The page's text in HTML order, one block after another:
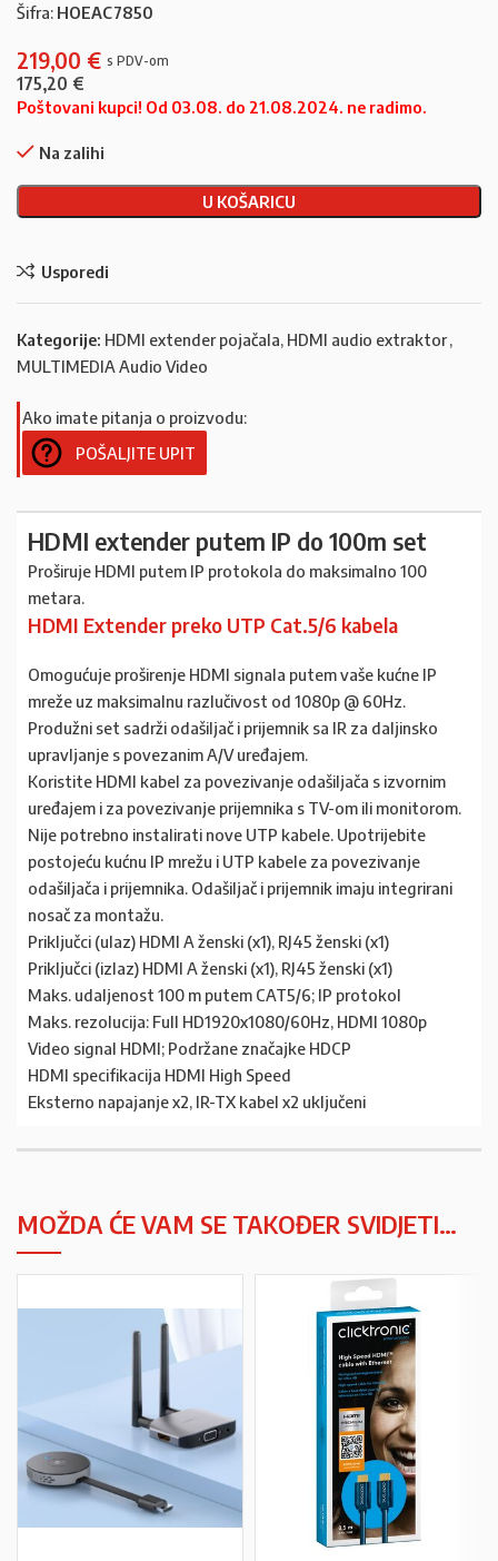
Šifra: HOEAC7850
219,00 €
175,20 €
Poštovani kupci! Od 03.08. do 21.08.2024. ne radimo.
Na zalihi
U KOŠARICU
Usporedi
Kategorije: HDMI extender pojačala, HDMI audio extraktor,
MULTIMEDIA Audio Video
Ako imate pitanja o proizvodu:
POŠALJITE UPIT
HDMI extender putem IP do 100m set
Proširuje HDMI putem IP protokola do maksimalno 100
metara.
HDMI Extender preko UTP Cat.5/6 kabela
Omogućuje proširenje HDMI signala putem vaše kućne IP
mreže uz maksimalnu razlučivost od 1080p @ 60Hz.
Produžni set sadrži odašiljač i prijemnik sa IR za daljinsko
upravljanje s povezanim A/V uređajem.
Koristite HDMI kabel za povezivanje odašiljača s izvornim
uređajem i za povezivanje prijemnika s TV-om ili monitorom.
Nije potrebno instalirati nove UTP kabele. Upotrijebite
postojeću kućnu IP mrežu i UTP kabele za povezivanje
odašiljača i prijemnika. Odašiljač i prijemnik imaju integrirani
nosač za montažu.
Priključci (ulaz) HDMI A ženski (x1), RJ45 ženski (x1)
Priključci (izlaz) HDMI A ženski (x1), RJ45 ženski (x1)
Maks. udaljenost 100 m putem CAT5/6; IP protokol
Maks. rezolucija: Full HD1920x1080/60Hz, HDMI 1080p
Video signal HDMI; Podržane značajke HDCP
HDMI specifikacija HDMI High Speed
Eksterno napajanje x2, IR-TX kabel x2 uključeni
MOŽDA ĆE VAM SE TAKOĐER SVIDJETI…